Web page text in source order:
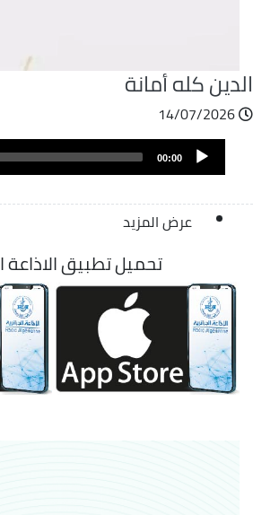
كله أمانة
14/07/2026
ملفAudio
Player
00:00
عرض المزيد
تحميل تطبيق الاذاعة